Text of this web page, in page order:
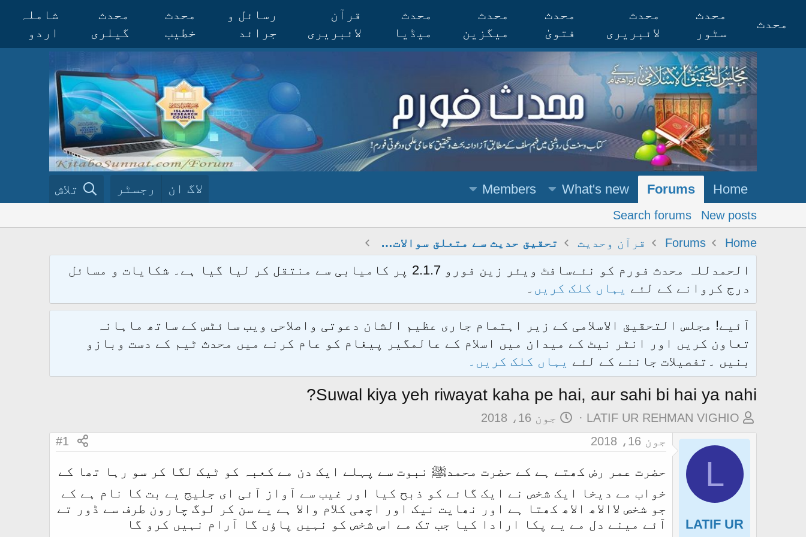
محدث
محدث
سٹور
محدث
لائبریری
محدث
فتویٰ
محدث
میگزین
محدث
میڈیا
قرآن
لائبریری
رسائل و
جرائد
محدث
خطیب
محدث
گیلری
شاملہ
اردو
Home
Forums
What's new
Members لاگ ان رجسٹر تلاش
New posts
Search forums
Home
Forums قرآن وحدیث تحقیق حدیث سے متعلق سوالات وجوابات
الحمدللہ محدث فورم کو نئےسافٹ ویئر زین فورو 2.1.7 پر کامیابی سے منتقل کر لیا گیا ہے۔ شکایات و مسائل
درج کروانے کے لئے یہاں کلک کریں ۔
آئیے! مجلس التحقیق الاسلامی کے زیر اہتمام جاری عظیم الشان دعوتی واصلاحی ویب سائٹس کے ساتھ ماہانہ
تعاون کریں اور انٹر نیٹ کے میدان میں اسلام کے عالمگیر پیغام کو عام کرنے میں محدث ٹیم کے دست وبازو
بنیں ۔تفصیلات جاننے کے لئے یہاں کلک کریں۔
Suwal kiya yeh riwayat kaha pe hai, aur sahi bi hai ya nahi?
م
ض
ک
ا
LATIF UR REHMAN VIGHIO
ت
ا
آ
جون 16، 2018
L
LATIF UR
جون 16، 2018 #1
حضرت عمر رض کھتے ہے کے حضرت محمدﷺ نبوت سے پہلے ایک دن مے کعبہ کو ٹیک لگا کر سو رہا تھا کے
خواب مے دیخا ایک شخص نے ایک گائے کو ذبح کیا اور غیب سے آواز آئی ای جلیج یے بت کا نام ہے کے
جو شخص لاالاھ الاھ کھتا ہے اور نھایت نیک اور اچھی کلام والا ہے یے سن کر لوگ چارون طرف سے ڈور تے
آئے مینے دل مے یے پکا ارادا کیا جب تک مے اس شخص کو نہیں پاؤں گا آرام نہیں کرو گا